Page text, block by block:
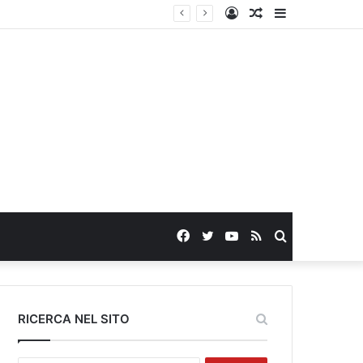
Random
Log
Search
for
RSS
YouTube
Twitter
Facebook
RICERCA NEL SITO